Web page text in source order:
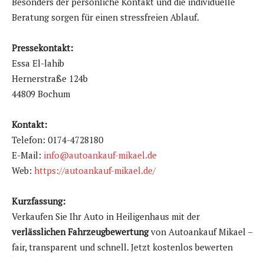
Beratung sorgen für einen stressfreien Ablauf.
Pressekontakt:
Essa El-lahib
Hernerstraße 124b
44809 Bochum
Kontakt:
Telefon: 0174-4728180
E-Mail: info@autoankauf-mikael.de
Web: https://autoankauf-mikael.de/
Kurzfassung:
Verkaufen Sie Ihr Auto in Heiligenhaus mit der
verlässlichen Fahrzeugbewertungvon Autoankauf Mikael –
fair, transparent und schnell. Jetzt kostenlos bewerten